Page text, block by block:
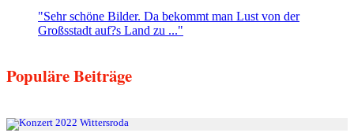
"Sehr schöne Bilder. Da bekommt man Lust von der
Großsstadt auf?s Land zu ..."
Populäre Beiträge